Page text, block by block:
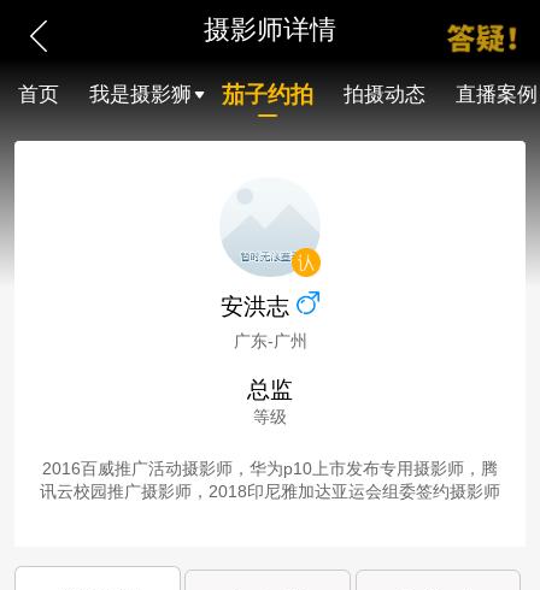
摄影师详情
首页 我是摄影狮 茄子约拍 拍摄动态 直播案例
安洪志
广东-广州
总监
等级
2016百威推广活动摄影师，华为p10上市发布专用摄影师，腾
讯云校园推广摄影师，2018印尼雅加达亚运会组委签约摄影师